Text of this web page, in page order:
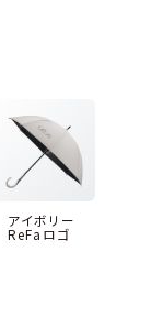
アイボリー
ReFaロゴ